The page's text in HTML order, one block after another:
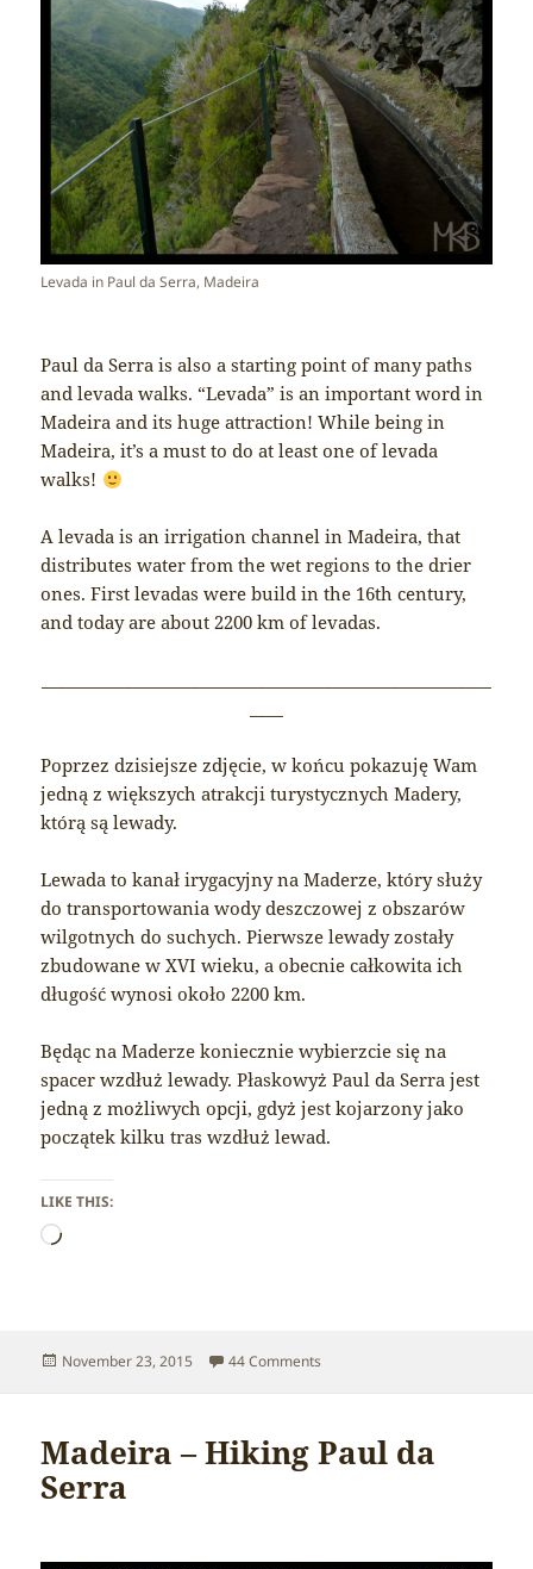
Levada in Paul da Serra, Madeira
Paul da Serra is also a starting point of many paths
and levada walks. “Levada” is an important word in
Madeira and its huge attraction! While being in
Madeira, it’s a must to do at least one of levada
walks!
A levada is an irrigation channel in Madeira, that
distributes water from the wet regions to the drier
ones. First levadas were build in the 16th century,
and today are about 2200 km of levadas.
Poprzez dzisiejsze zdjęcie, w końcu pokazuję Wam
jedną z większych atrakcji turystycznych Madery,
którą są lewady.
Lewada to kanał irygacyjny na Maderze, który służy
do transportowania wody deszczowej z obszarów
wilgotnych do suchych. Pierwsze lewady zostały
zbudowane w XVI wieku, a obecnie całkowita ich
długość wynosi około 2200 km.
Będąc na Maderze koniecznie wybierzcie się na
spacer wzdłuż lewady. Płaskowyż Paul da Serra jest
jedną z możliwych opcji, gdyż jest kojarzony jako
początek kilku tras wzdłuż lewad.
LIKE THIS:
Loading…
Posted
November 23, 2015 44 Comments
Madeira – Hiking Paul da
Serra